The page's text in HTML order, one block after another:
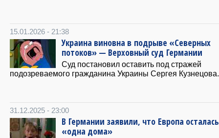
15.01.2026 - 21:38
Украина виновна в подрыве «Северных
потоков» — Верховный суд Германии
Суд постановил оставить под стражей
подозреваемого гражданина Украины Сергея Кузнецова.
31.12.2025 - 23:00
В Германии заявили, что Европа осталась
«одна дома»